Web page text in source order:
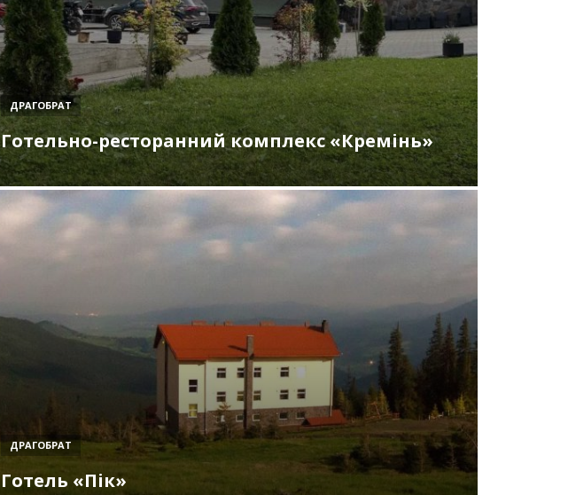
Готельно-ресторанний комплекс «Кремінь»
ДРАГОБРАТ
Готель «Пік»
ДРАГОБРАТ